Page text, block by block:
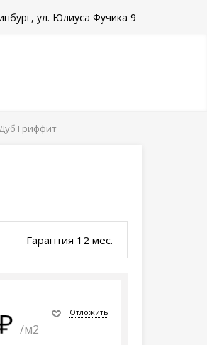
ул. Юлиуса Фучика 9
Гриффит
Гарантия 12 мес.
/м2
Отложить